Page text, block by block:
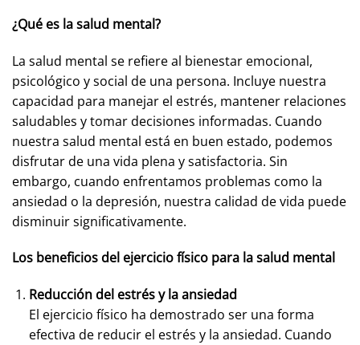
¿Qué es la salud mental?
La salud mental se refiere al bienestar emocional,
psicológico y social de una persona. Incluye nuestra
capacidad para manejar el estrés, mantener relaciones
saludables y tomar decisiones informadas. Cuando
nuestra salud mental está en buen estado, podemos
disfrutar de una vida plena y satisfactoria. Sin
embargo, cuando enfrentamos problemas como la
ansiedad o la depresión, nuestra calidad de vida puede
disminuir significativamente.
Los beneficios del ejercicio físico para la salud mental
Reducción del estrés y la ansiedad
El ejercicio físico ha demostrado ser una forma
efectiva de reducir el estrés y la ansiedad. Cuando